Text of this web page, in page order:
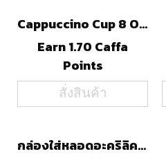
Cappuccino Cup 8 Oz.
Earn 1.70 Caffa
Points
สั่งสินค้า
กล่องใส่หลอดอะคริลิค(สีชา)